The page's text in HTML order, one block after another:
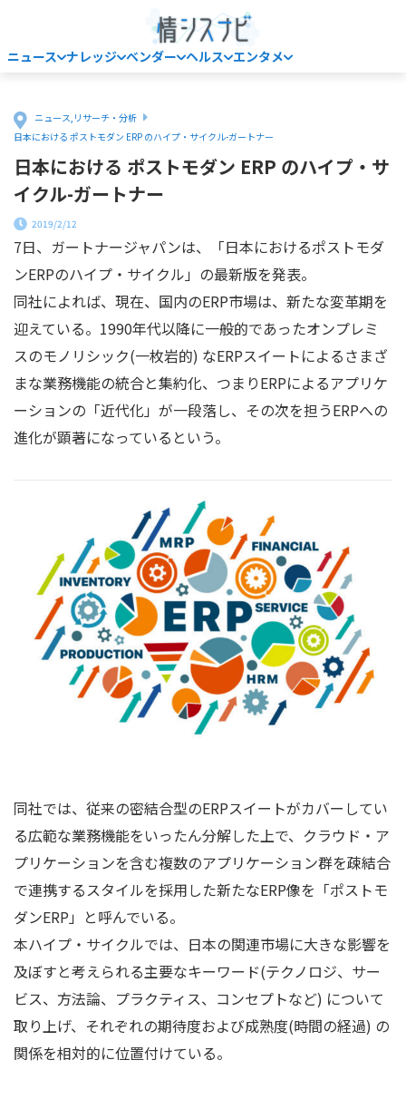
ニュース ナレッジ ベンダー ヘルス エンタメ
Home
ニュース リサーチ・分析
日本における ポストモダン ERP のハイプ・サイクル-ガートナー
日本における ポストモダン ERP のハイプ・サ
イクル-ガートナー
2019/2/12
7日、ガートナージャパンは、「日本におけるポストモダ
ンERPのハイプ・サイクル」の最新版を発表。
同社によれば、現在、国内のERP市場は、新たな変革期を
迎えている。1990年代以降に一般的であったオンプレミ
スのモノリシック(一枚岩的) なERPスイートによるさまざ
まな業務機能の統合と集約化、つまりERPによるアプリケ
ーションの「近代化」が一段落し、その次を担うERPへの
進化が顕著になっているという。
同社では、従来の密結合型のERPスイートがカバーしてい
る広範な業務機能をいったん分解した上で、クラウド・ア
プリケーションを含む複数のアプリケーション群を疎結合
で連携するスタイルを採用した新たなERP像を「ポストモ
ダンERP」と呼んでいる。
本ハイプ・サイクルでは、日本の関連市場に大きな影響を
及ぼすと考えられる主要なキーワード(テクノロジ、サー
ビス、方法論、プラクティス、コンセプトなど) について
取り上げ、それぞれの期待度および成熟度(時間の経過) の
関係を相対的に位置付けている。